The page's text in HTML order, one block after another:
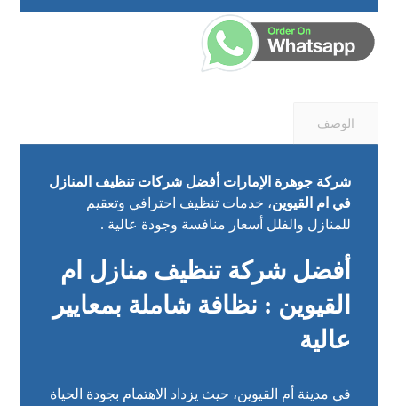
الوصف
شركة جوهرة الإمارات أفضل شركات تنظيف المنازل
في ام القيوين، خدمات تنظيف احترافي وتعقيم
للمنازل والفلل أسعار منافسة وجودة عالية .
أفضل شركة تنظيف منازل ام
القيوين : نظافة شاملة بمعايير
عالية
في مدينة أم القيوين، حيث يزداد الاهتمام بجودة الحياة